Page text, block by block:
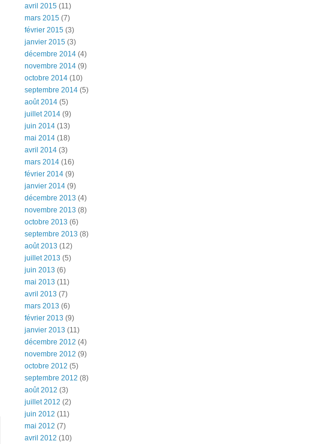
avril 2015 (11)
mars 2015 (7)
février 2015 (3)
janvier 2015 (3)
décembre 2014 (4)
novembre 2014 (9)
octobre 2014 (10)
septembre 2014 (5)
août 2014 (5)
juillet 2014 (9)
juin 2014 (13)
mai 2014 (18)
avril 2014 (3)
mars 2014 (16)
février 2014 (9)
janvier 2014 (9)
décembre 2013 (4)
novembre 2013 (8)
octobre 2013 (6)
septembre 2013 (8)
août 2013 (12)
juillet 2013 (5)
juin 2013 (6)
mai 2013 (11)
avril 2013 (7)
mars 2013 (6)
février 2013 (9)
janvier 2013 (11)
décembre 2012 (4)
novembre 2012 (9)
octobre 2012 (5)
septembre 2012 (8)
août 2012 (3)
juillet 2012 (2)
juin 2012 (11)
mai 2012 (7)
avril 2012 (10)